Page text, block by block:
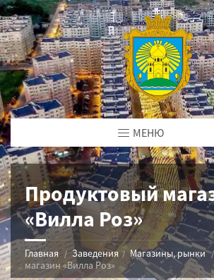
МЕНЮ
Продуктовый
«Вилла Роз»
Главная Заведения Магазины, рынки
магазин «Вилла Роз»